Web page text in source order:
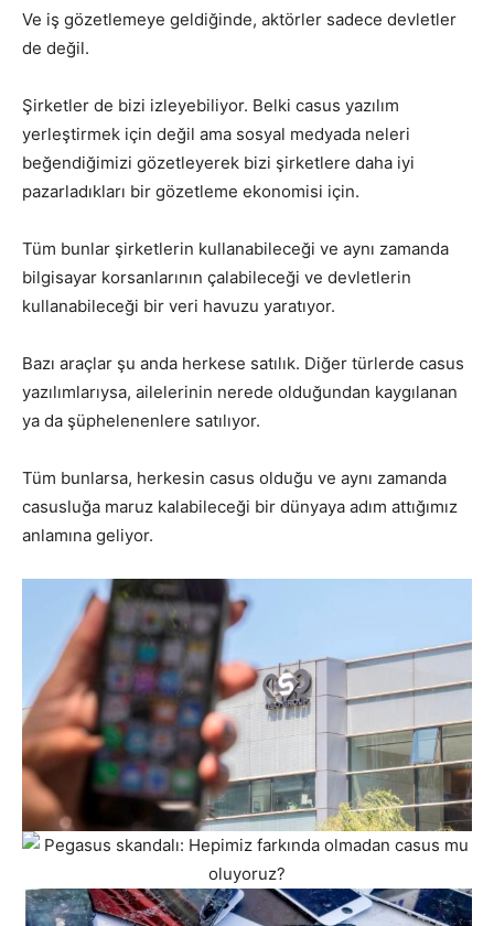
Ve iş gözetlemeye geldiğinde, aktörler sadece devletler
de değil.
Şirketler de bizi izleyebiliyor. Belki casus yazılım
yerleştirmek için değil ama sosyal medyada neleri
beğendiğimizi gözetleyerek bizi şirketlere daha iyi
pazarladıkları bir gözetleme ekonomisi için.
Tüm bunlar şirketlerin kullanabileceği ve aynı zamanda
bilgisayar korsanlarının çalabileceği ve devletlerin
kullanabileceği bir veri havuzu yaratıyor.
Bazı araçlar şu anda herkese satılık. Diğer türlerde casus
yazılımlarıysa, ailelerinin nerede olduğundan kaygılanan
ya da şüphelenenlere satılıyor.
Tüm bunlarsa, herkesin casus olduğu ve aynı zamanda
casusluğa maruz kalabileceği bir dünyaya adım attığımız
anlamına geliyor.